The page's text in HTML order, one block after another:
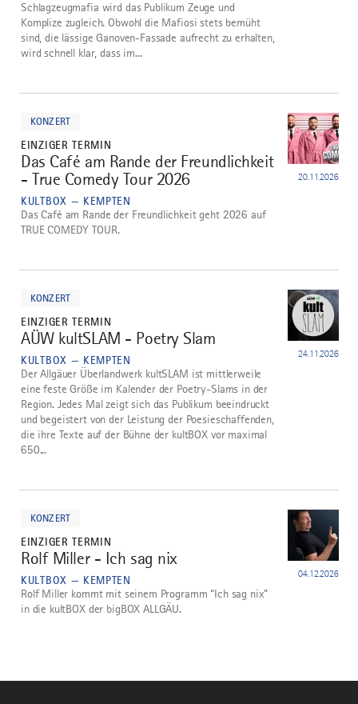
Schlagzeugmafia wird das Publikum Zeuge und
Komplize zugleich. Obwohl die Mafiosi stets bemüht
sind, die lässige Ganoven-Fassade aufrecht zu erhalten,
wird schnell klar, dass im...
KONZERT
EINZIGER TERMIN
3
Das Café am Rande der Freundlichkeit
- True Comedy Tour 2026
KULTBOX — KEMPTEN
20.11.2026
Das Café am Rande der Freundlichkeit geht 2026 auf
TRUE COMEDY TOUR.
KONZERT
EINZIGER TERMIN
4
AÜW kultSLAM - Poetry Slam
KULTBOX — KEMPTEN 24.11.2026
Der Allgäuer Überlandwerk kultSLAM ist mittlerweile
eine feste Größe im Kalender der Poetry-Slams in der
Region. Jedes Mal zeigt sich das Publikum beeindruckt
und begeistert von der Leistung der Poesieschaffenden,
die ihre Texte auf der Bühne der kultBOX vor maximal
650...
KONZERT
EINZIGER TERMIN
5
Rolf Miller - Ich sag nix
KULTBOX — KEMPTEN 04.12.2026
Rolf Miller kommt mit seinem Programm “Ich sag nix”
in die kultBOX der bigBOX ALLGÄU.